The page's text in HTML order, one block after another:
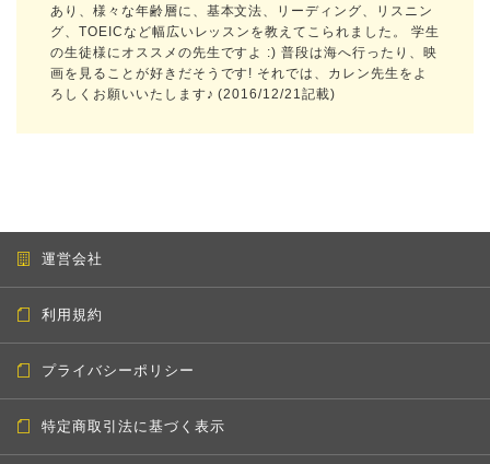
あり、様々な年齢層に、基本文法、リーディング、リスニン
グ、TOEICなど幅広いレッスンを教えてこられました。 学生
の生徒様にオススメの先生ですよ :) 普段は海へ行ったり、映
画を見ることが好きだそうです! それでは、カレン先生をよ
ろしくお願いいたします♪ (2016/12/21記載)
運営会社
利用規約
プライバシーポリシー
特定商取引法に基づく表示